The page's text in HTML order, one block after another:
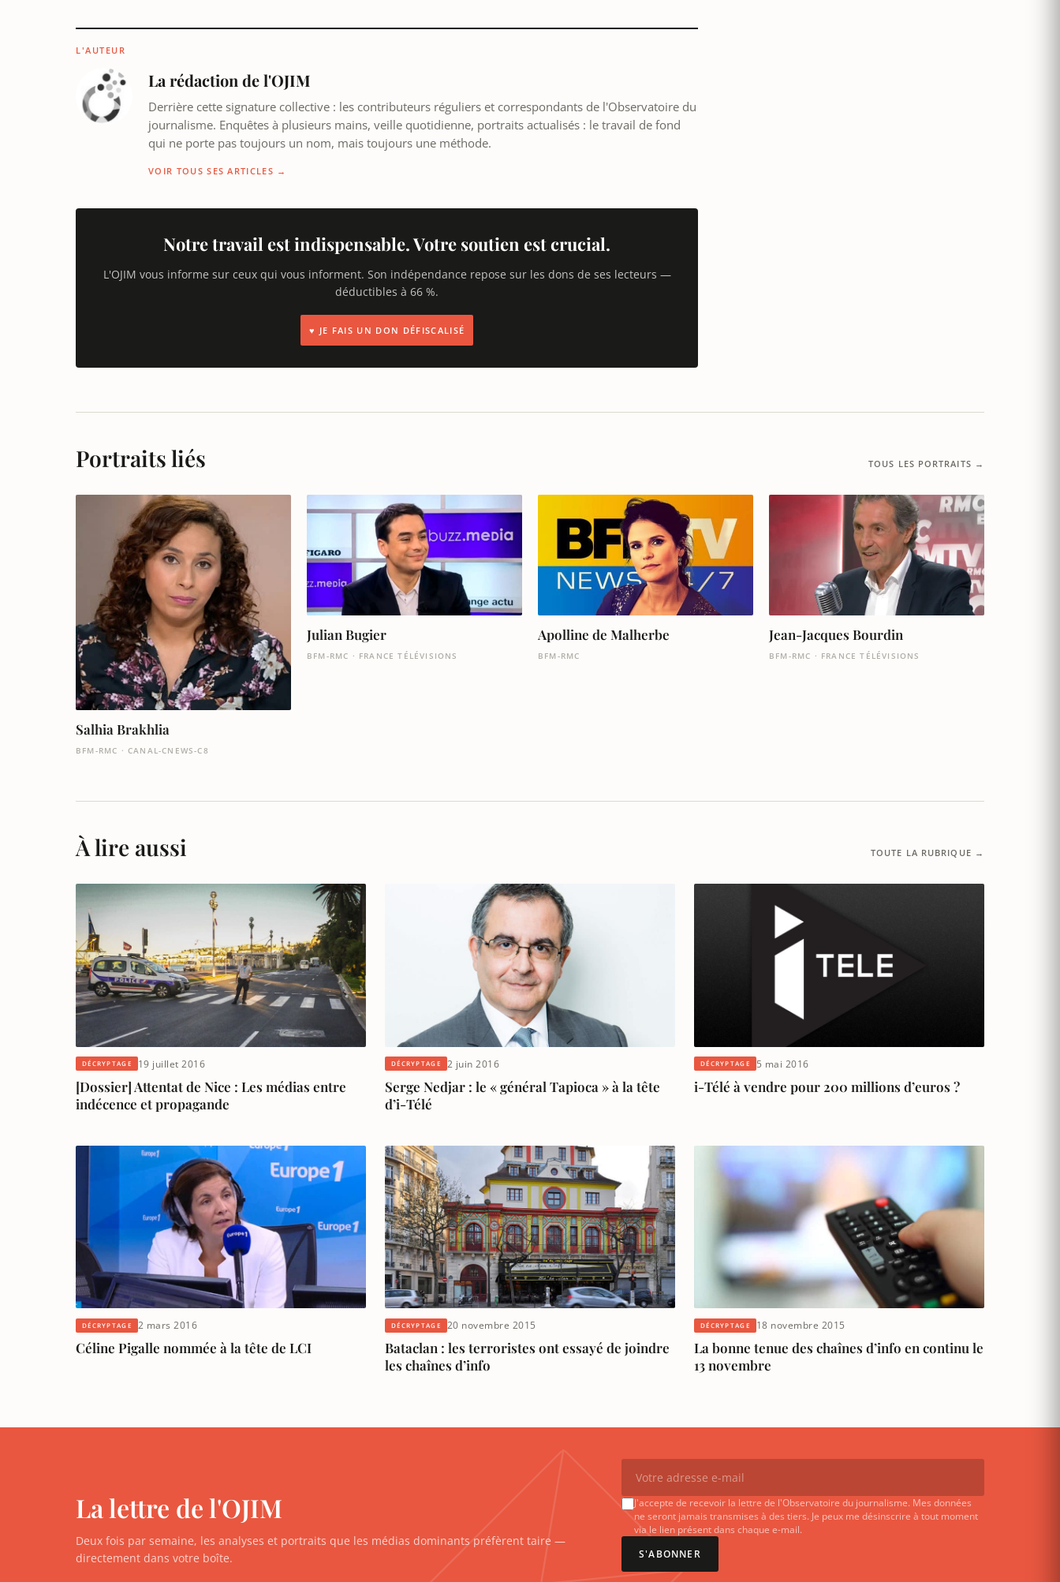
L'AUTEUR
La rédaction de l'OJIM
Derrière cette signature collective : les contributeurs réguliers et correspondants de l'Observatoire du
journalisme. Enquêtes à plusieurs mains, veille quotidienne, portraits actualisés : le travail de fond
qui ne porte pas toujours un nom, mais toujours une méthode.
VOIR TOUS SES ARTICLES →
Notre travail est indispensable. Votre soutien est crucial.
L'OJIM vous informe sur ceux qui vous informent. Son indépendance repose sur les dons de ses lecteurs —
déductibles à 66 %.
♥ JE FAIS UN DON DÉFISCALISÉ
Portraits liés TOUS LES PORTRAITS →
Salhia Brakhlia
BFM-RMC · CANAL-CNEWS-C8
Julian Bugier
BFM-RMC · FRANCE TÉLÉVISIONS
Apolline de Malherbe
BFM-RMC
Jean-Jacques Bourdin
BFM-RMC · FRANCE TÉLÉVISIONS
À lire aussi TOUTE LA RUBRIQUE →
DÉCRYPTAGE 19 juillet 2016
[Dossier] Attentat de Nice : Les médias entre
indécence et propagande
DÉCRYPTAGE 2 juin 2016
Serge Nedjar : le « général Tapioca » à la tête
d’i-Télé
DÉCRYPTAGE 5 mai 2016
i-Télé à vendre pour 200 millions d’euros ?
DÉCRYPTAGE 2 mars 2016
Céline Pigalle nommée à la tête de LCI
DÉCRYPTAGE 20 novembre 2015
Bataclan : les terroristes ont essayé de joindre
les chaînes d’info
DÉCRYPTAGE 18 novembre 2015
La bonne tenue des chaînes d’info en continu le
13 novembre
La lettre de l'OJIM
Deux fois par semaine, les analyses et portraits que les médias dominants préfèrent taire —
directement dans votre boîte.
J'accepte de recevoir la lettre de l'Observatoire du journalisme. Mes données
ne seront jamais transmises à des tiers. Je peux me désinscrire à tout moment
via le lien présent dans chaque e-mail.
S'ABONNER